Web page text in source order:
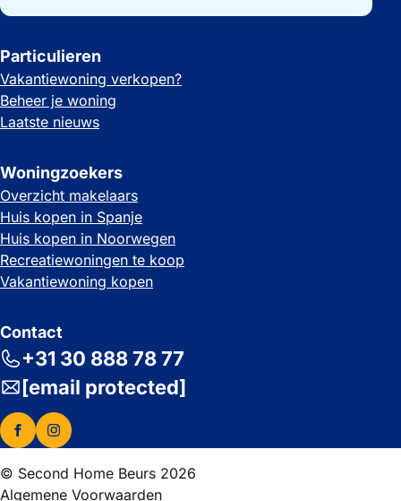
Particulieren
Vakantiewoning verkopen?
Beheer je woning
Laatste nieuws
Woningzoekers
Overzicht makelaars
Huis kopen in Spanje
Huis kopen in Noorwegen
Recreatiewoningen te koop
Vakantiewoning kopen
Contact
+31 30 888 78 77
[email protected]
© Second Home Beurs 2026
Algemene Voorwaarden